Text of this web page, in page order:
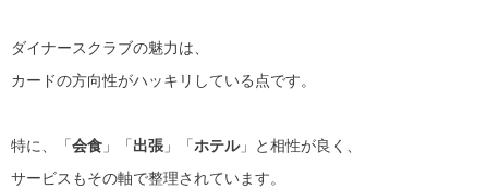
ダイナースクラブの魅力は、
カードの方向性がハッキリしている点です。
特に、「会食 」「出張 」「ホテル」と相性が良く、
サービスもその軸で整理されています。